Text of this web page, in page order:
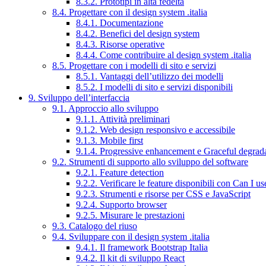
8.4. Progettare con il design system .italia
8.4.1. Documentazione
8.4.2. Benefici del design system
8.4.3. Risorse operative
8.4.4. Come contribuire al design system .italia
8.5. Progettare con i modelli di sito e servizi
8.5.1. Vantaggi dell’utilizzo dei modelli
8.5.2. I modelli di sito e servizi disponibili
9. Sviluppo dell’interfaccia
9.1. Approccio allo sviluppo
9.1.1. Attività preliminari
9.1.2. Web design responsivo e accessibile
9.1.3. Mobile first
9.1.4. Progressive enhancement e Graceful
9.2. Strumenti di supporto allo sviluppo del software
9.2.1. Feature detection
9.2.2. Verificare le feature disponibili con Can I
9.2.3. Strumenti e risorse per CSS e JavaScript
9.2.4. Supporto browser
9.2.5. Misurare le prestazioni
9.3. Catalogo del riuso
9.4. Sviluppare con il design system .italia
9.4.1. Il framework Bootstrap Italia
9.4.2. Il kit di sviluppo React